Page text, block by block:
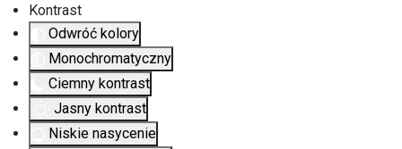
Kontrast
Odwróć kolory
Monochromatyczny
Ciemny kontrast
Jasny kontrast
Niskie nasycenie